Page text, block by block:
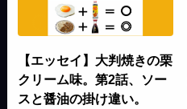
【エッセイ】大判焼きの栗
クリーム味。第2話、ソー
スと醤油の掛け違い。